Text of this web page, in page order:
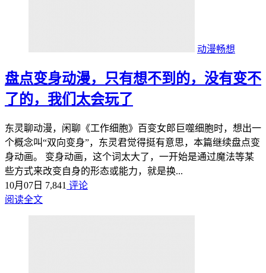
动漫畅想
盘点变身动漫，只有想不到的，没有变不
了的，我们太会玩了
东灵聊动漫，闲聊《工作细胞》百变女郎巨噬细胞时，想出一
个概念叫“双向变身”，东灵君觉得挺有意思，本篇继续盘点变
身动画。 变身动画，这个词太大了，一开始是通过魔法等某
些方式来改变自身的形态或能力，就是换...
10月07日 7,841 评论
阅读全文